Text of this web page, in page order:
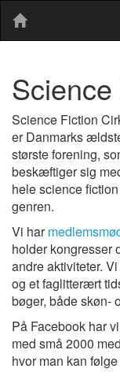
Science Fiction
er Danmarks
største forening,
beskæftiger sig
hele science fiction
genren.
Vi har
holder kongresser
andre aktiviteter.
og et faglitterært
bøger, både skøn-
På Facebook har
med små 2000
hvor man kan